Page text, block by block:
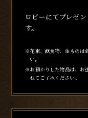
ロビーにてプレゼ
す。
※花束、飲食物、生ものは
い。
※お預かりした物品は、お
ねてご了承ください。